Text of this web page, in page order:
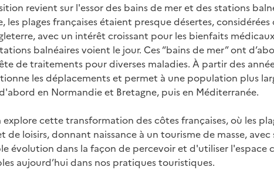
revient sur l'essor des bains de mer et des stations
les plages françaises étaient presque désertes,
avec un intérêt croissant pour les bienfaits
balnéaires voient le jour. Ces “bains de mer” ont
de traitements pour diverses maladies. À partir des
les déplacements et permet à une population plus
en Normandie et Bretagne, puis en Méditerranée.
explore cette transformation des côtes françaises, où les
de loisirs, donnant naissance à un tourisme de masse,
évolution dans la façon de percevoir et d'utiliser l'espace
aujourd’hui dans nos pratiques touristiques.